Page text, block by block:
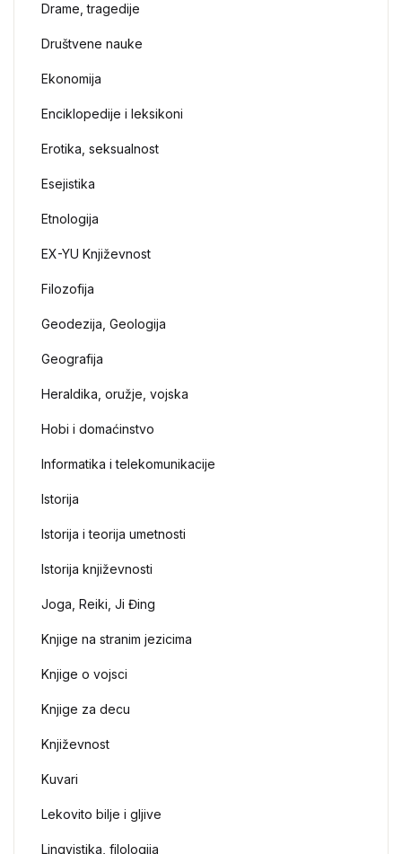
Drame, tragedije
Društvene nauke
Ekonomija
Enciklopedije i leksikoni
Erotika, seksualnost
Esejistika
Etnologija
EX-YU Književnost
Filozofija
Geodezija, Geologija
Geografija
Heraldika, oružje, vojska
Hobi i domaćinstvo
Informatika i telekomunikacije
Istorija
Istorija i teorija umetnosti
Istorija književnosti
Joga, Reiki, Ji Đing
Knjige na stranim jezicima
Knjige o vojsci
Knjige za decu
Književnost
Kuvari
Lekovito bilje i gljive
Lingvistika, filologija